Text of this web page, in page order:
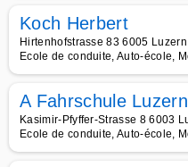
Koch Herbert
Hirtenhofstrasse 83 6005
Ecole de conduite, Auto-école,
A Fahrschule Luzern
Kasimir-Pfyffer-Strasse 8 6003
Ecole de conduite, Auto-école,